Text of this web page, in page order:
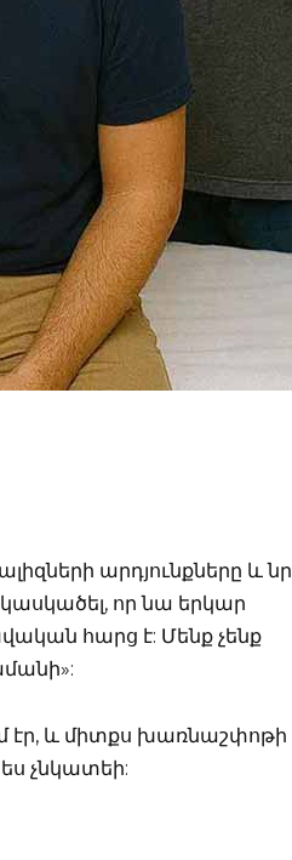
արդյունքները և
որ նա երկար
հարց է: Մենք չենք
էր, և միտքս խառնաշփոթի
չնկատեի: